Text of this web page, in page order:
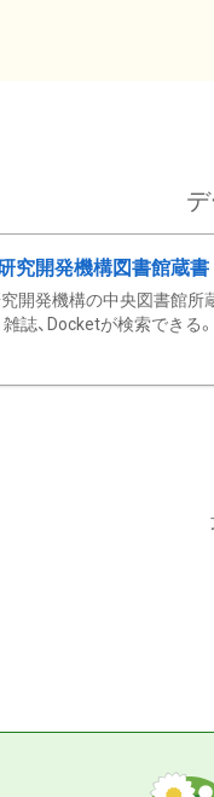
究開発機構図書館蔵書
開発機構の中央図書館所
雑誌、Docketが検索できる。